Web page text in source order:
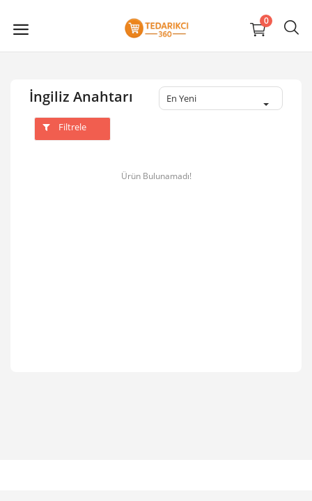
0
İngiliz Anahtarı En Yeni
Filtrele
Ürün Bulunamadı!